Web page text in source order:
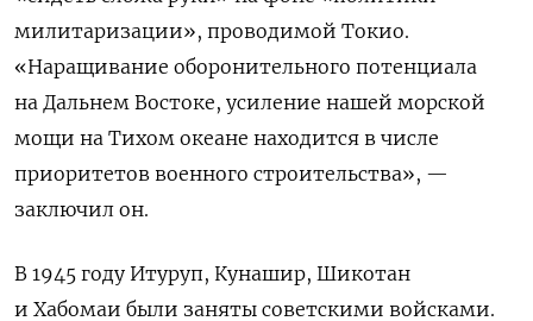
милитаризации», проводимой Токио.
«Наращивание оборонительного потенциала
на Дальнем Востоке, усиление нашей морской
мощи на Тихом океане находится в числе
приоритетов военного строительства», —
заключил он.
В 1945 году Итуруп, Кунашир, Шикотан
и Хабомаи были заняты советскими войсками.